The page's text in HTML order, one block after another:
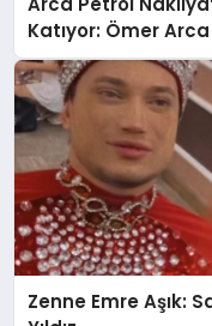
Katıyor: Ömer
Güçlü Yatırım
Zenne Emre Aşık: